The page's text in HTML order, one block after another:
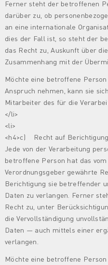
Ferner steht der betroffenen
darüber zu, ob
an eine internationale
dies der Fall ist, so steht der
das Recht zu, Auskunft über
Zusammenhang mit der
Möchte eine betroffene
Anspruch nehmen, kann sie
Mitarbeiter des für die
</li>
<li>
<h4>c) Recht auf
Jede von der Verarbeitung
betroffene Person hat das
Verordnungsgeber gewährte
Berichtigung sie betreffender
Daten zu verlangen. Ferner
Recht zu, unter
die Vervollständigung
Daten — auch mittels einer
verlangen.
Möchte eine betroffene